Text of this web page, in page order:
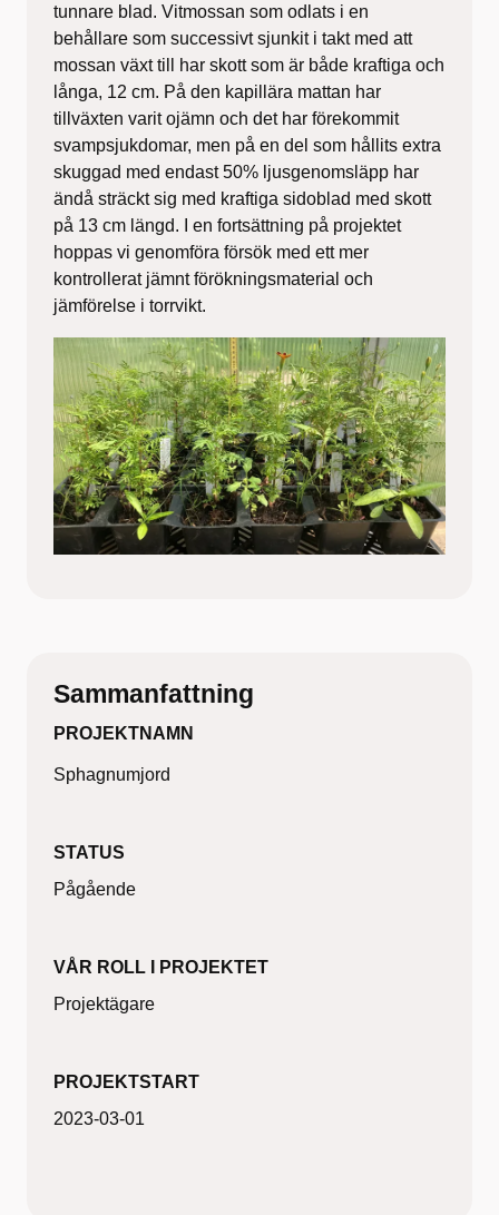
tunnare blad. Vitmossan som odlats i en
behållare som successivt sjunkit i takt med att
mossan växt till har skott som är både kraftiga och
långa, 12 cm. På den kapillära mattan har
tillväxten varit ojämn och det har förekommit
svampsjukdomar, men på en del som hållits extra
skuggad med endast 50% ljusgenomsläpp har
ändå sträckt sig med kraftiga sidoblad med skott
på 13 cm längd. I en fortsättning på projektet
hoppas vi genomföra försök med ett mer
kontrollerat jämnt förökningsmaterial och
jämförelse i torrvikt.
Sammanfattning
PROJEKTNAMN
Sphagnumjord
STATUS
Pågående
VÅR ROLL I PROJEKTET
Projektägare
PROJEKTSTART
2023-03-01